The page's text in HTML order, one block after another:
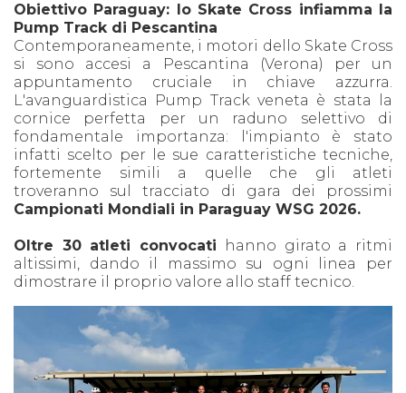
Obiettivo Paraguay: lo Skate Cross infiamma la
Pump Track di Pescantina
Contemporaneamente, i motori dello Skate Cross
si sono accesi a Pescantina (Verona) per un
appuntamento cruciale in chiave azzurra.
L'avanguardistica Pump Track veneta è stata la
cornice perfetta per un raduno selettivo di
fondamentale importanza: l'impianto è stato
infatti scelto per le sue caratteristiche tecniche,
fortemente simili a quelle che gli atleti
troveranno sul tracciato di gara dei prossimi
Campionati Mondiali in Paraguay WSG 2026.
Oltre 30 atleti convocati hanno girato a ritmi
altissimi, dando il massimo su ogni linea per
dimostrare il proprio valore allo staff tecnico.